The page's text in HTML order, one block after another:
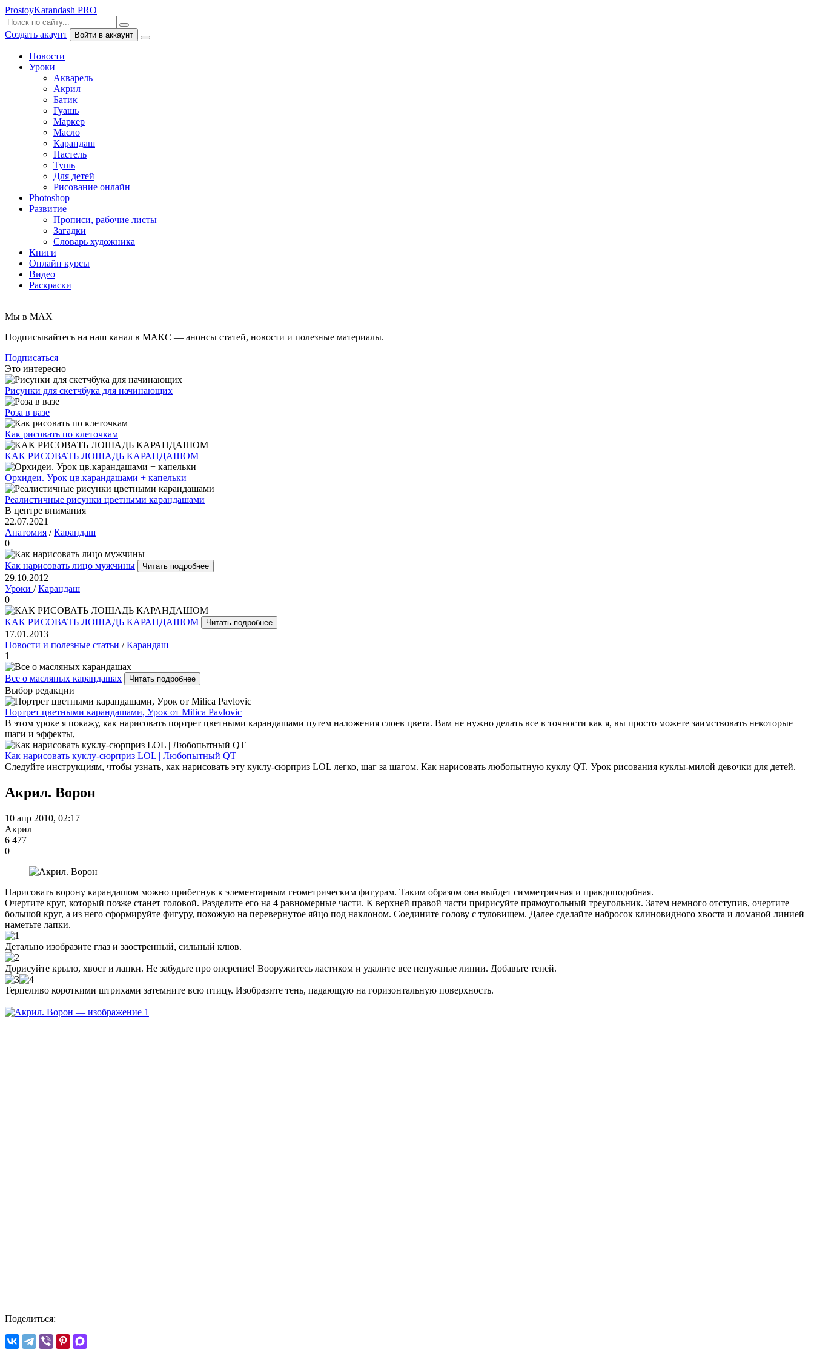
ProstoyKarandash PRO
Создать акаунт Войти в аккаунт
Новости
Уроки
Акварель
Акрил
Батик
Гуашь
Маркер
Масло
Карандаш
Пастель
Тушь
Для детей
Рисование онлайн
Photoshop
Развитие
Прописи, рабочие листы
Загадки
Словарь художника
Книги
Онлайн курсы
Видео
Раскраски
Мы в MAX
Подписывайтесь на наш канал в МАКС — анонсы статей, новости и полезные материалы.
Подписаться
Это интересно
Рисунки для скетчбука для начинающих
Роза в вазе
Как рисовать по клеточкам
КАК РИСОВАТЬ ЛОШАДЬ КАРАНДАШОМ
Орхидеи. Урок цв.карандашами + капельки
Реалистичные рисунки цветными карандашами
В центре внимания
22.07.2021
Анатомия /Карандаш
0
Как нарисовать лицо мужчины Читать подробнее
29.10.2012
Уроки /Карандаш
0
КАК РИСОВАТЬ ЛОШАДЬ КАРАНДАШОМ Читать подробнее
17.01.2013
Новости и полезные статьи /Карандаш
1
Все о масляных карандашах Читать подробнее
Выбор редакции
Портрет цветными карандашами, Урок от Milica Pavlovic
В этом уроке я покажу, как нарисовать портрет цветными карандашами путем наложения слоев цвета. Вам не нужно делать все в точности как я, вы просто можете заимствовать некоторые
шаги и эффекты,
Как нарисовать куклу-сюрприз LOL | Любопытный QT
Следуйте инструкциям, чтобы узнать, как нарисовать эту куклу-сюрприз LOL легко, шаг за шагом. Как нарисовать любопытную куклу QT. Урок рисования куклы-милой девочки для детей.
Акрил. Ворон
10 апр 2010, 02:17
Акрил
6 477
0
Нарисовать ворону карандашом можно прибегнув к элементарным геометрическим фигурам. Таким образом она выйдет симметричная и правдоподобная.
Очертите круг, который позже станет головой. Разделите его на 4 равномерные части. К верхней правой части пририсуйте прямоугольный треугольник. Затем немного отступив, очертите
большой круг, а из него сформируйте фигуру, похожую на перевернутое яйцо под наклоном. Соедините голову с туловищем. Далее сделайте набросок клиновидного хвоста и ломаной линией
наметьте лапки.
Детально изобразите глаз и заостренный, сильный клюв.
Дорисуйте крыло, хвост и лапки. Не забудьте про оперение! Вооружитесь ластиком и удалите все ненужные линии. Добавьте теней.
Терпеливо короткими штрихами затемните всю птицу. Изобразите тень, падающую на горизонтальную поверхность.
Поделиться: